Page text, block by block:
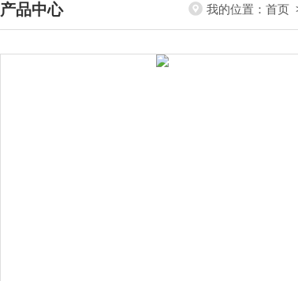
产品中心
/ PRODUCTS CENTER
我的位置： 首页